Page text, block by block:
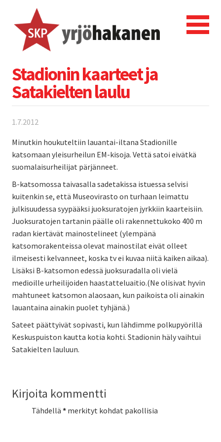
Stadionin kaarteet ja
Satakielten laulu
1.7.2012
Minutkin houkuteltiin lauantai-iltana Stadionille
katsomaan yleisurheilun EM-kisoja. Vettä satoi eivätkä
suomalaisurheilijat pärjänneet.
B-katsomossa taivasalla sadetakissa istuessa selvisi
kuitenkin se, että Museovirasto on turhaan leimattu
julkisuudessa syypääksi juoksuratojen jyrkkiin kaarteisiin.
Juoksuratojen tartanin päälle oli rakennettukoko 400 m
radan kiertävät mainostelineet (ylempänä
katsomorakenteissa olevat mainostilat eivät olleet
ilmeisesti kelvanneet, koska tv ei kuvaa niitä kaiken aikaa).
Lisäksi B-katsomon edessä juoksuradalla oli vielä
medioille urheilijoiden haastatteluaitio.(Ne olisivat hyvin
mahtuneet katsomon alaosaan, kun paikoista oli ainakin
lauantaina ainakin puolet tyhjänä.)
Sateet päättyivät sopivasti, kun lähdimme polkupyörillä
Keskuspuiston kautta kotia kohti. Stadionin häly vaihtui
Satakielten lauluun.
Kirjoita kommentti
Tähdellä * merkityt kohdat pakollisia